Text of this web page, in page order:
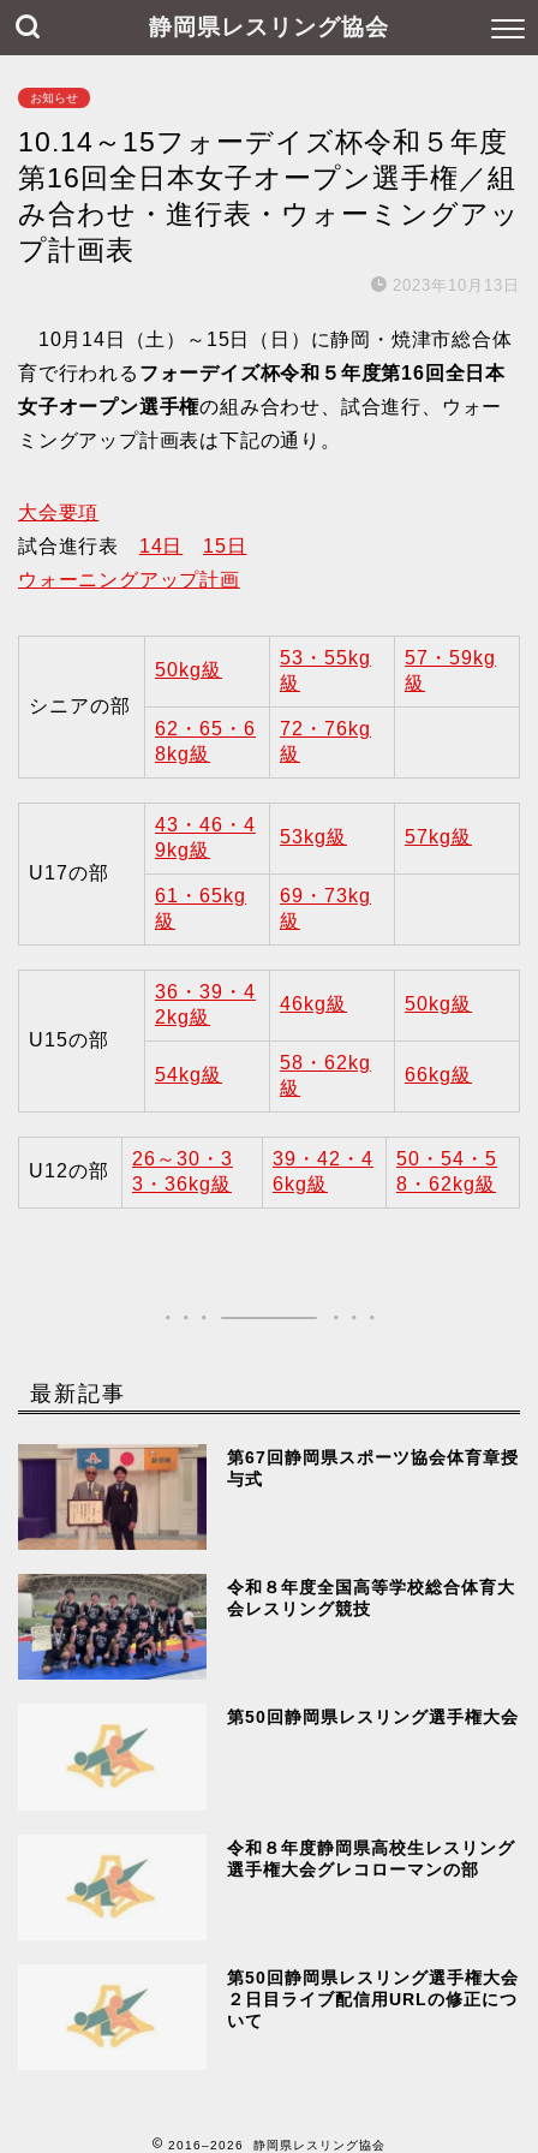
静岡県レスリング協会
お知らせ
10.14～15フォーデイズ杯令和５年度
第16回全日本女子オープン選手権／組
み合わせ・進行表・ウォーミングアッ
プ計画表
2023年10月13日
10月14日（土）～15日（日）に静岡・焼津市総合体
育で行われる フォーデイズ杯令和５年度第16回全日本
女子オープン選手権の組み合わせ、試合進行、ウォー
ミングアップ計画表は下記の通り。
大会要項
試合進行表 14日
15日
ウォーニングアップ計画
シニアの部
50kg級
53・55kg
級
57・59kg
級
62・65・6
8kg級
72・76kg
級
U17の部
43・46・4
9kg級
53kg級 57kg級
61・65kg
級
69・73kg
級
U15の部
36・39・4
2kg級
46kg級 50kg級
54kg級
58・62kg
級
66kg級
U12の部
26～30・3
3・36kg級
39・42・4
6kg級
50・54・5
8・62kg級
最新記事
第67回静岡県スポーツ協会体育章授
与式
令和８年度全国高等学校総合体育大
会レスリング競技
第50回静岡県レスリング選手権大会
令和８年度静岡県高校生レスリング
選手権大会グレコローマンの部
第50回静岡県レスリング選手権大会
２日目ライブ配信用URLの修正につ
いて
2016–2026 静岡県レスリング協会